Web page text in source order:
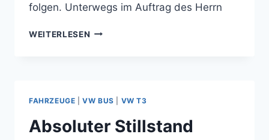
folgen. Unterwegs im Auftrag des Herrn
WEITERLESEN UNTERWEGS
FAHRZEUGE |VW BUS VW T3
Absoluter Stillstand